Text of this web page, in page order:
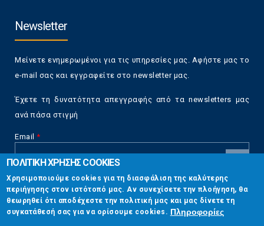
Newsletter
Μείνετε ενημερωμένοι για τις υπηρεσίες μας. Αφήστε μας το
e-mail σας και εγγραφείτε στο newsletter μας.
Έχετε τη δυνατότητα απεγγραφής από τα newsletters μας
ανά πάσα στιγμή
Email *
CAPTCHA
This
question is
for testing
whether or
Επικοινωνία
ΠΟΛΙΤΙΚΗ ΧΡΗΣΗΣ COOKIES
Χρησιμοποιούμε cookies για τη διασφάλιση της καλύτερης
περιήγησης στον ιστότοπό μας. Αν συνεχίσετε την πλοήγηση, θα
θεωρηθεί ότι αποδέχεστε την πολιτική μας και μας δίνετε τη
συγκατάθεσή σας για να ορίσουμε cookies. Πληροφορίες